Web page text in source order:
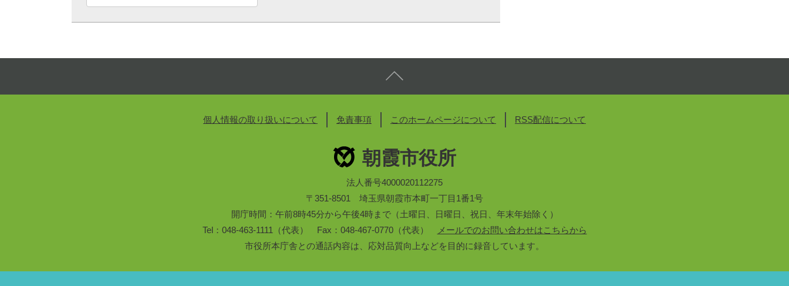
個人情報の取り扱いについて 免責事項 このホームページについて RSS配信について
朝霞市役所
法人番号4000020112275
〒351-8501 埼玉県朝霞市本町一丁目1番1号
開庁時間：午前8時45分から午後4時まで（土曜日、日曜日、祝日、年末年始除く）
Tel：048-463-1111（代表） Fax：048-467-0770（代表）
メールでのお問い合わせはこちらから
市役所本庁舎との通話内容は、応対品質向上などを目的に録音しています。